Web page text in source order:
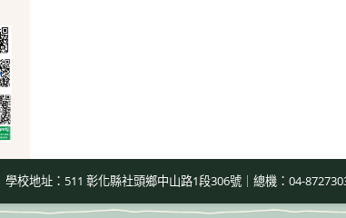
｜學校地址：511 彰化縣社頭鄉中山路1段306號｜總機：04-